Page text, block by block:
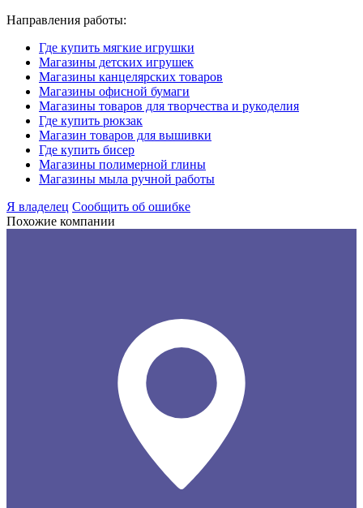
Направления работы:
Где купить мягкие игрушки
Магазины детских игрушек
Магазины канцелярских товаров
Магазины офисной бумаги
Магазины товаров для творчества и рукоделия
Где купить рюкзак
Магазин товаров для вышивки
Где купить бисер
Магазины полимерной глины
Магазины мыла ручной работы
Я владелец Сообщить об ошибке
Похожие компании